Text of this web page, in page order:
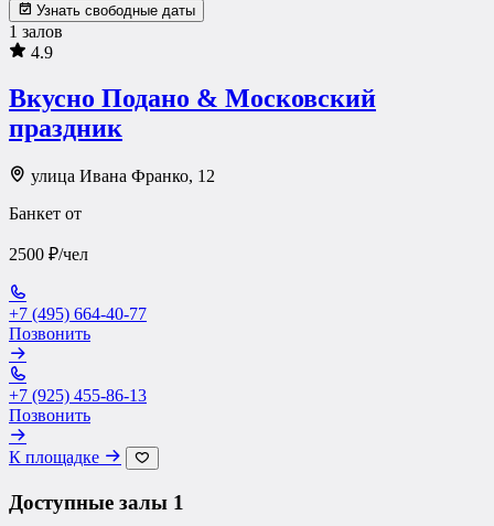
Узнать свободные даты
1 залов
4.9
Вкусно Подано & Московский
праздник
улица Ивана Франко, 12
Банкет от
2500 ₽/чел
+7 (495) 664-40-77
Позвонить
+7 (925) 455-86-13
Позвонить
К площадке
Доступные залы 1